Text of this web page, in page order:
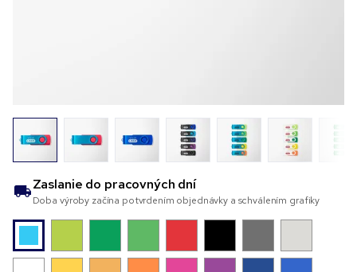
Zaslanie do pracovných dní
Doba výroby začína potvrdením objednávky a schválením grafiky